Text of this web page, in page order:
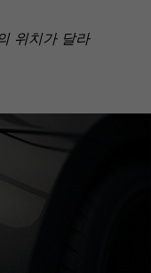
위치가 달라